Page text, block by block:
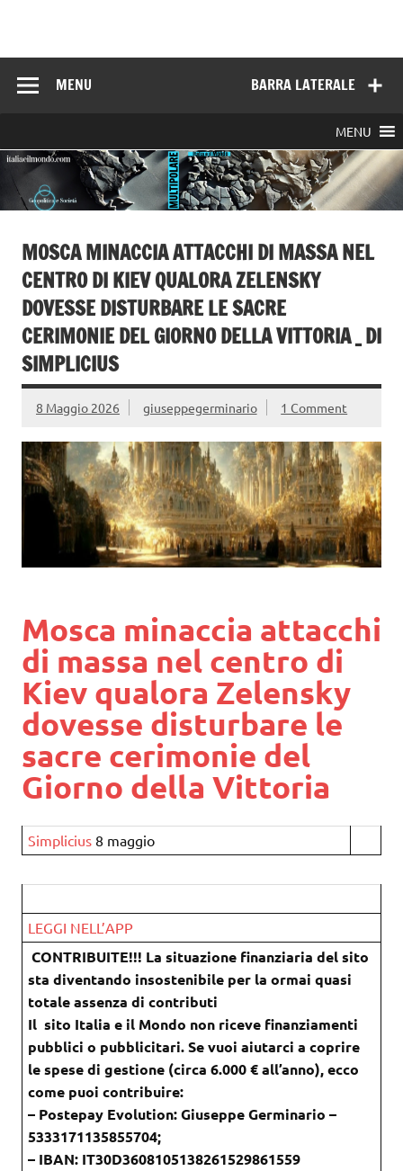
BARRA LATERALE
MENU
MENU
MOSCA MINACCIA ATTACCHI DI MASSA NEL
CENTRO DI KIEV QUALORA ZELENSKY
DOVESSE DISTURBARE LE SACRE
CERIMONIE DEL GIORNO DELLA VITTORIA _ DI
SIMPLICIUS
8 Maggio 2026 giuseppegerminario 1 Comment
Mosca minaccia attacchi
di massa nel centro di
Kiev qualora Zelensky
dovesse disturbare le
sacre cerimonie del
Giorno della Vittoria
Simplicius 8 maggio
LEGGI NELL’APP
CONTRIBUITE!!! La situazione finanziaria del sito
sta diventando insostenibile per la ormai quasi
totale assenza di contributi
Il sito Italia e il Mondo non riceve finanziamenti
pubblici o pubblicitari. Se vuoi aiutarci a coprire
le spese di gestione (circa 6.000 € all’anno), ecco
come puoi contribuire:
– Postepay Evolution: Giuseppe Germinario –
5333171135855704;
– IBAN: IT30D3608105138261529861559